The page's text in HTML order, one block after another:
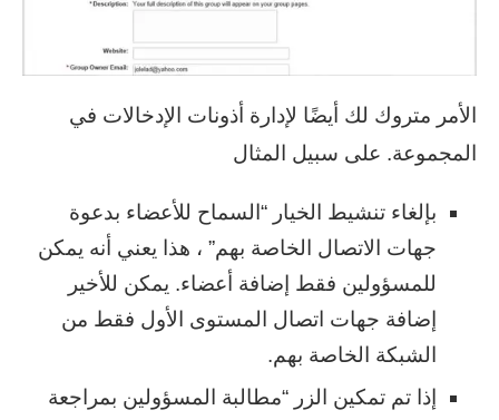
الأمر متروك لك أيضًا لإدارة أذونات الإدخالات في
المجموعة. على سبيل المثال
بإلغاء تنشيط الخيار “السماح للأعضاء بدعوة
جهات الاتصال الخاصة بهم” ، هذا يعني أنه يمكن
للمسؤولين فقط إضافة أعضاء. يمكن للأخير
إضافة جهات اتصال المستوى الأول فقط من
الشبكة الخاصة بهم.
إذا تم تمكين الزر “مطالبة المسؤولين بمراجعة